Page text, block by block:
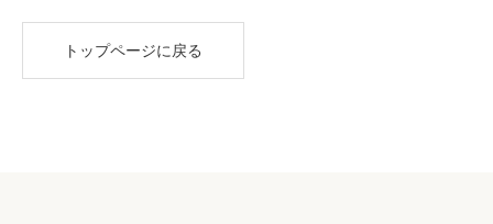
トップページに戻る